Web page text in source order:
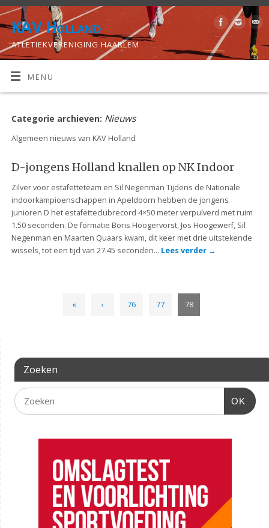
KAV Holland
ATLETIEKVERENIGING HAARLEM
MENU
Categorie archieven: Nieuws
Algemeen nieuws van KAV Holland
D-jongens Holland knallen op NK Indoor
Zilver voor estafetteteam en Sil Negenman Tijdens de Nationale
indoorkampioenschappen in Apeldoorn hebben de jongens
junioren D het estafetteclubrecord 4×50 meter verpulverd met ruim
1.50 seconden. De formatie Boris Hoogervorst, Jos Hoogewerf, Sil
Negenman en Maarten Quaars kwam, dit keer met drie uitstekende
wissels, tot een tijd van 27.45 seconden… Lees verder →
« ‹ 76 77 78
Zoeken
OK